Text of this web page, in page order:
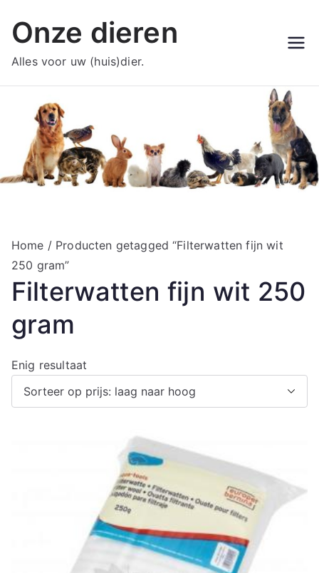
naar
inhoud
Onze dieren
Alles voor uw (huis)dier.
Home / Producten getagged “Filterwatten fijn wit
250 gram”
Filterwatten fijn wit 250
gram
Enig resultaat